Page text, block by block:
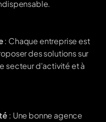
: Chaque entreprise est
des solutions sur
secteur d'activité et à
: Une bonne agence